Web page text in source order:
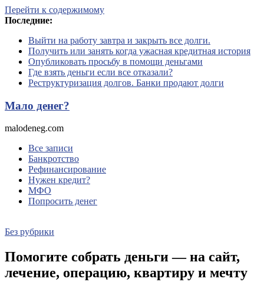
Перейти к содержимому
Последние:
Выйти на работу завтра и закрыть все долги.
Получить или занять когда ужасная кредитная история
Опубликовать просьбу в помощи деньгами
Где взять деньги если все отказали?
Реструктуризация долгов. Банки продают долги
Мало денег?
malodeneg.com
Все записи
Банкротство
Рефинансирование
Нужен кредит?
МФО
Попросить денег
Без рубрики
Помогите собрать деньги — на сайт,
лечение, операцию, квартиру и мечту